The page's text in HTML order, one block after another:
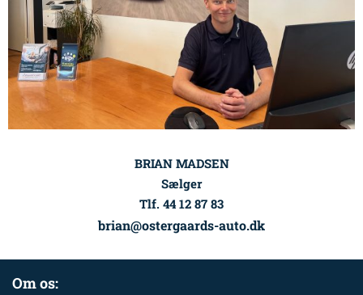
BRIAN MADSEN
Sælger
Tlf. 44 12 87 83
brian@ostergaards-auto.dk
Om os: